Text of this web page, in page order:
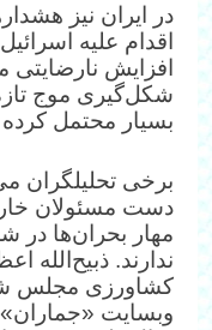
در ایران نیز
اقدام علیه
افزایش نارضایتی
شکل‌گیری موج
بسیار محتمل
برخی تحلیلگران
دست مسئولان
مهار بحران‌ها در
ندارند.
کشاورزی مجلس
وبسایت